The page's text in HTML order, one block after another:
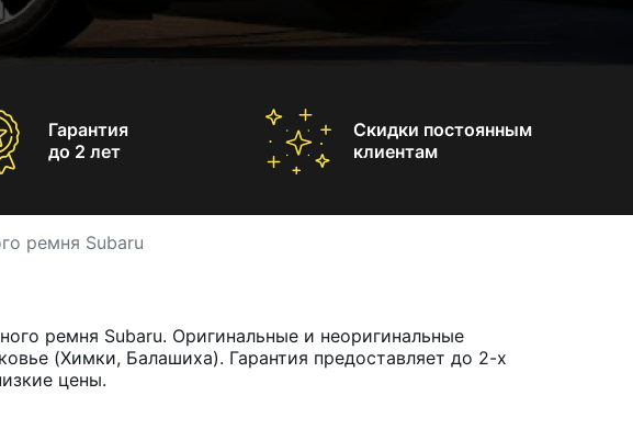
Гарантия
до 2 лет
Скидки постоянным
клиентам
ремня Subaru
ремня Subaru. Оригинальные и неоригинальные
(Химки, Балашиха). Гарантия предоставляет до 2-х
цены.